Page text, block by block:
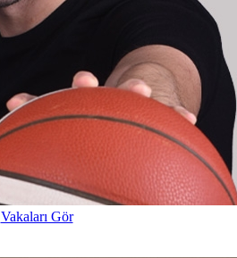
Vakaları Gör